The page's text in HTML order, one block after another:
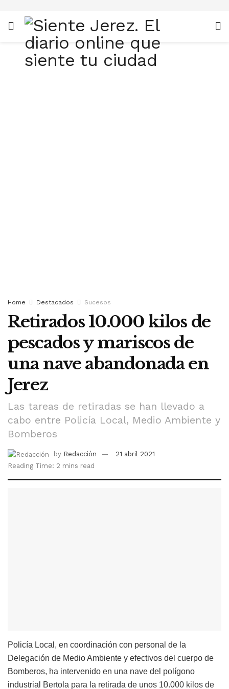
Home Destacados Sucesos
Retirados 10.000 kilos de
pescados y mariscos de
una nave abandonada en
Jerez
Las tareas de retiradas se han llevado a
cabo entre Policía Local, Medio Ambiente y
Bomberos
by Redacción
21 abril 2021
Reading Time: 2 mins read
Policía Local, en coordinación con personal de la
Delegación de Medio Ambiente y efectivos del cuerpo de
Bomberos, ha intervenido en una nave del polígono
industrial Bertola para la retirada de unos 10.000 kilos de